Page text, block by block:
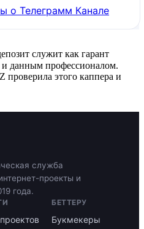
о Телеграмм Канале
служит как гарант
и данным профессионалом.
проверила этого каппера и
служба
проекты и
года.
БЕТТЕРУ
Букмекеры